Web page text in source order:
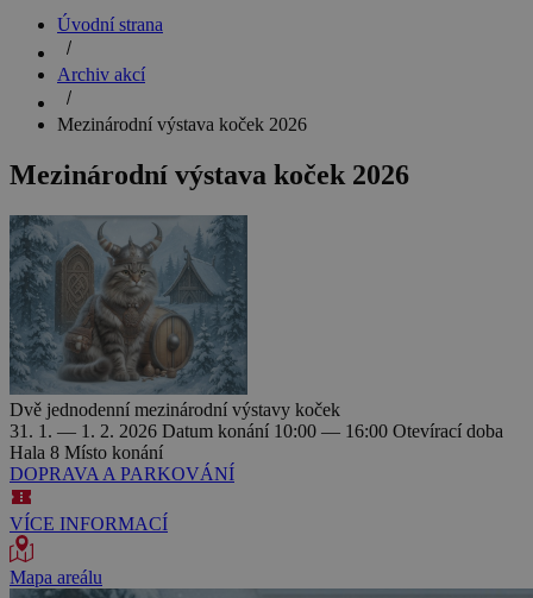
Úvodní strana
Archiv akcí
Mezinárodní výstava koček 2026
Mezinárodní výstava koček 2026
Dvě jednodenní mezinárodní výstavy koček
31. 1. — 1. 2. 2026 Datum konání 10:00 — 16:00 Otevírací doba
Hala 8 Místo konání
DOPRAVA A PARKOVÁNÍ
VÍCE INFORMACÍ
Mapa areálu